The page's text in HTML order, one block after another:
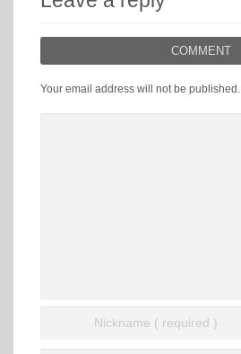
COMMENT
Your email address will not be published.